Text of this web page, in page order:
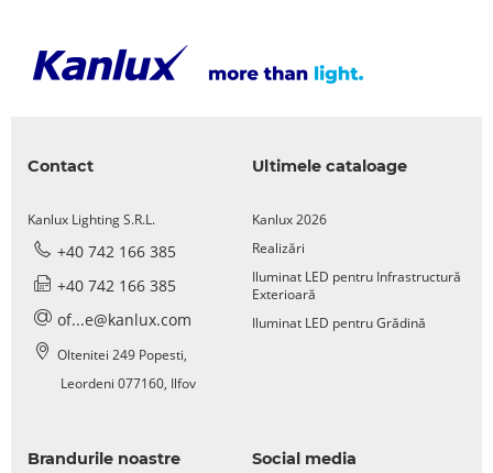
Contact
Kanlux Lighting S.R.L.
+40 742 166 385
+40 742 166 385
of...e@kanlux.com
Oltenitei 249 Popesti,
Leordeni 077160, Ilfov
Ultimele cataloage
Kanlux 2026
Realizări
Iluminat LED pentru Infrastructură
Exterioară
Iluminat LED pentru Grădină
Brandurile noastre
Social media